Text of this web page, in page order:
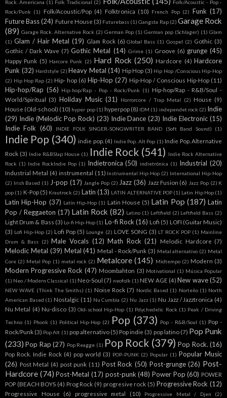
Rock. Americana (1) Folk Tradicional (2)
Folk/Acoustic - Pop -
Rock/Punk (1) Folk/Acoustic/Pop (4) Folktronica (10) French Pop (2) Funk (17)
Future Bass (24) Future House (3) Futurebass (1) Gangsta Rap (2) Garage Rock
(89) Garage Rock. Alternative Rock (2) German Pop (1) German pop (Schlager) (1) Glam
(1) Glam / Hair Metal (19) Glam Rock (6) Global Bass (1) Gospel (2) Gothic (3)
Gothic / Dark Wave (7) Gothic Metal (14) Grime (1) Groove (6) grunge (45)
Happy Punk (5) Harcore Punk (2) Hard Rock (250) Hardcore (4) Hardcore
Punk (32) Hardstyle (2) Heavy Metal (14) Hip Hop (3) Hip Hop /Conscious Hip-Hop
(2) Hip Hop Rap (2) Hip- hop (6) Hip-Hop (27) Hip-Hop / Conscious Hip-Hop (11)
Hip-hop/Rap (56) Hip-hop/Rap - Pop - Rock/Punk (1) Hip-hop/Rap - R&B/Soul -
World/Spiritual (3) Holiday Music (31) Horrorcore / Trap Metal (2) House (9)
House (Old-school) (10) hyper pop (1) hyperpop (8) IDM (1) independet rock (2) Indie
(29) Indie (Melodic Pop Rock) (23) Indie Dance (23) Indie Electronic (15)
Indie Folk (60) INDIE FOLK SINGER-SONGWRITER BAND (Soft Band Sound) (1)
Indie Pop (340) indie pop. (4) Indie Pop. Alt Pop (1) Indie Pop. Alternative
Rock (3) Indie R&BSlap House (1) Indie Rock (541) Indie Rock Alternative
Rock (1) Indie RockIndie Pop (1) Indietronica (50) indietrónica (1) Industrial (20)
Industrial Metal (4) instrumental (11) Instrumental Hip-Hop (2) International Hip-Hop
(2) Irish Based (1) J-pop (17) Jangle Pop (2) Jazz (36) Jazz Fusion (6) Jazz Pop (2) K
pop (1) K-Pop (5) Krautrock (2) Latin (13) LATIN ALTERNATIVE POP (1) Latin Hip Hop (1)
Latin Hip-Hop (37) Latín Hip-Hop (1) Latin House (5) Latin Pop (187) Latin
Pop / Reggaeton (17) Latin Rock (82) Latino (1) Leftfield (2) Leftfield Bass (2)
Light Drum & Bass (3) Lo-fi Hip-Hop (1) Lo-fi Rock (16) Lofi (5) LOFI (Guitar Music)
(3) Lofi Hip-Hop (2) Lofi Pop (5) Lounge (2) LOVE SONG (3) LT ROCK POP (1) Mainline
Drum & Bass (2) Male Vocals (12) Math Rock (21) Melodic Hardcore (7)
Melodic Metal (39) Metal (41) Metal - Rock/Punk (3) Metal alternativo (2) Metal
Core (2) Metal Pop (1) metal rock (2) Metalcore (145) Midtempo (2) Modern (3)
Modern Progressive Rock (47) Moombahton (3) Motivational (1) Música Popular
(1) Neo / Modern Classical (1) Neo-Soul (7) neofolk (1) NEW AGE (4) New wave (52)
NEW WAVE (Think The Smiths) (1) Noise Rock (7) Nordic Based (1) Norteño (1) North
American Based (1) Nostalgic (11) Nu Cumbia (2) Nu Jazz (1) Nu Jazz / Jazztronica (4)
Nu Metal (4) Nu-disco (3) Old-school Hip-Hop (1) Pdychedelic Rock (1) Peak / Driving
Techno (1) Phonk (1) Political Hip-Hop (2) Pop (373) Pop - R&B/Soul (1) Pop -
Rock/Punk (3) Pop Alt (1) pop alternativo (5) Pop indie (3) pop latino (7) Pop Punk
(233) Pop Rap (27) Pop Reagge (1) Pop Rock (379) Pop Rock. (16)
Pop Rock. Indie Rock (4) pop world (3) POP-PUNK (2) Popular (1) Popular Music
(26) Post Metal (4) post punk (11) Post Rock (50) Post-grunge (26) Post-
Hardcore (74) Post-Metal (17) post-punk (48) Power Pop (60) POWER
POP (BEACH BOYS (4) Prog Rock (9) progresive rock (5) Progressive Rock (12)
Progressive House (6) progressive metal (10) Progressive Metal / Djen (2)